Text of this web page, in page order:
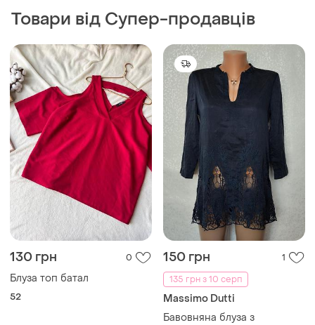
130 грн 0
Блуза топ батал
52
150 грн
135 грн з 10 серп
Massimo Dutti
Бавовняна блуза з
вишивкою
L